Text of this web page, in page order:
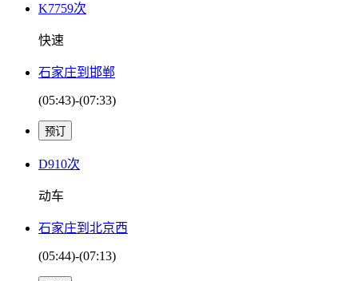
K7759次
快速
石家庄到邯郸
(05:43)-(07:33)
D910次
动车
石家庄到北京西
(05:44)-(07:13)